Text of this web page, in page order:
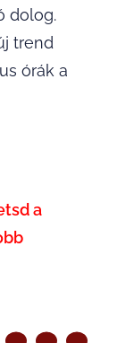
dolog.
trend
órák a
a